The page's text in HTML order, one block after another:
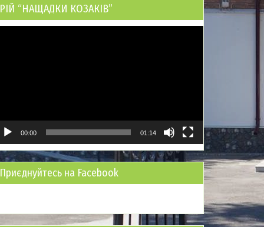
РІЙ “НАЩАДКИ КОЗАКІВ”
00:00 01:14
Приєднуйтесь на Facebook